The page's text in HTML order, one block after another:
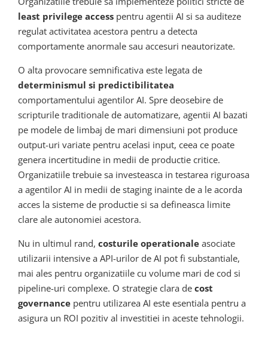
least privilege access pentru agentii AI si sa auditeze
regulat activitatea acestora pentru a detecta
comportamente anormale sau accesuri neautorizate.
O alta provocare semnificativa este legata de
determinismul si predictibilitatea
comportamentului agentilor AI. Spre deosebire de
scripturile traditionale de automatizare, agentii AI bazati
pe modele de limbaj de mari dimensiuni pot produce
output-uri variate pentru acelasi input, ceea ce poate
genera incertitudine in medii de productie critice.
Organizatiile trebuie sa investeasca in testarea riguroasa
a agentilor AI in medii de staging inainte de a le acorda
acces la sisteme de productie si sa defineasca limite
clare ale autonomiei acestora.
Nu in ultimul rand, costurile operationale asociate
utilizarii intensive a API-urilor de AI pot fi substantiale,
mai ales pentru organizatiile cu volume mari de cod si
pipeline-uri complexe. O strategie clara de cost
governance pentru utilizarea AI este esentiala pentru a
asigura un ROI pozitiv al investitiei in aceste tehnologii.